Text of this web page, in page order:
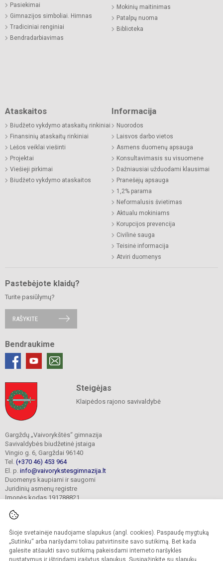
Šioje svetainėje naudojame slapukus (angl. cookies). Paspaudę mygtuką
„Sutinku“ arba naršydami toliau patvirtinsite savo sutikimą. Bet kada
galėsite atšaukti savo sutikimą pakeisdami interneto naršyklės
nustatymus ir ištrindami įrašytus slapukus. Susipažinkite su slapukų
Pasiekimai
Gimnazijos simboliai. Himnas
Tradiciniai renginiai
Bendradarbiavimas
Mokinių maitinimas
Patalpų nuoma
Biblioteka
Ataskaitos
Biudžeto vykdymo ataskaitų rinkiniai
Finansinių ataskaitų rinkiniai
Lėšos veiklai viešinti
Projektai
Viešieji pirkimai
Biudžeto vykdymo ataskaitos
Informacija
Nuorodos
Laisvos darbo vietos
Asmens duomenų apsauga
Konsultavimasis su visuomene
Dažniausiai užduodami klausimai
Pranešėjų apsauga
1,2% parama
Neformalusis švietimas
Aktualu mokiniams
Korupcijos prevencija
Civilinė sauga
Teisinė informacija
Atviri duomenys
Pastebėjote klaidų?
Turite pasiūlymų?
RAŠYKITE
Bendraukime
Steigėjas
Klaipėdos rajono savivaldybė
Gargždų „Vaivorykštės“ gimnazija
Savivaldybės biudžetinė įstaiga
Vingio g. 6, Gargždai 96140
Tel. (+370 46) 453 964
El. p. info@vaivorykstesgimnazija.lt
Duomenys kaupiami ir saugomi
Juridinių asmenų registre
Įmonės kodas 191788821
© 2022. Gargždų „Vaivorykštės“ gimnazija. Visos teisės saugomos.
Kopijuoti turinį be raštiško gimnazijos sutikimo griežtai draudžiama.
Prieinamumo paraiška Slapukų valdymas